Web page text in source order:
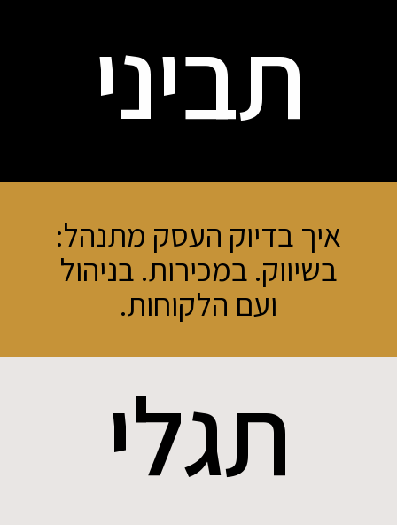
תביני
איך בדיוק העסק מתנהל:
בשיווק. במכירות. בניהול
ועם הלקוחות.
תגלי